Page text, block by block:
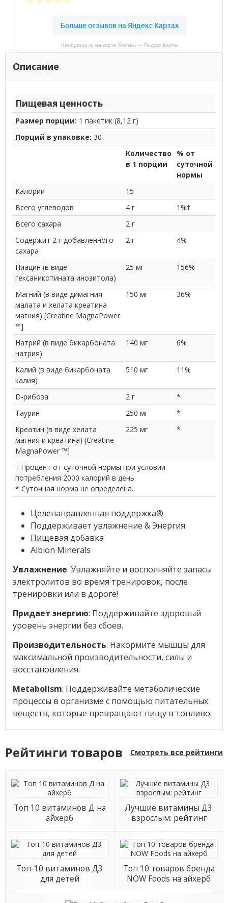
IHerbgroup.ru на карте Москвы — Яндекс Карты
Описание
Пищевая ценность
Размер порции: 1 пакетик (8,12 г)
Порций в упаковке: 30
Количество
в 1 порции
% от
суточной
нормы
Калории
15
Всего углеводов
4 г
1%†
Всего сахара
2 г
Содержит 2 г добавленного
сахара
2 г 4%
Ниацин (в виде
гексаникотината инозитола)
25 мг 156%
Магний (в виде димагния
малата и хелата креатина
магния) [Creatine MagnaPower
™]
150 мг 36%
Натрий (в виде бикарбоната
натрия)
140 мг 6%
Калий (в виде бикарбоната
калия)
510 мг 11%
D-рибоза 2 г
*
Таурин
250 мг
*
Креатин (в виде хелата
магния и креатина) [Creatine
MagnaPower ™]
225 мг *
† Процент от суточной нормы при условии
потребления 2000 калорий в день.
* Суточная норма не определена.
Целенаправленная поддержка®
Поддерживает увлажнение & Энергия
Пищевая добавка
Albion Minerals
Увлажнение. Увлажняйте и восполняйте запасы
электролитов во время тренировок, после
тренировки или в дороге!
Придает энергию: Поддерживайте здоровый
уровень энергии без сбоев.
Производительность: Накормите мышцы для
максимальной производительности, силы и
восстановления.
Metabolism: Поддерживайте метаболические
процессы в организме с помощью питательных
веществ, которые превращают пищу в топливо.
Рейтинги товаров Смотреть все рейтинги
Топ 10 витаминов Д на
айхерб
Лучшие витамины Д3
взрослым: рейтинг
Топ-10 витаминов Д3
для детей
Топ 10 товаров бренда
NOW Foods на айхерб